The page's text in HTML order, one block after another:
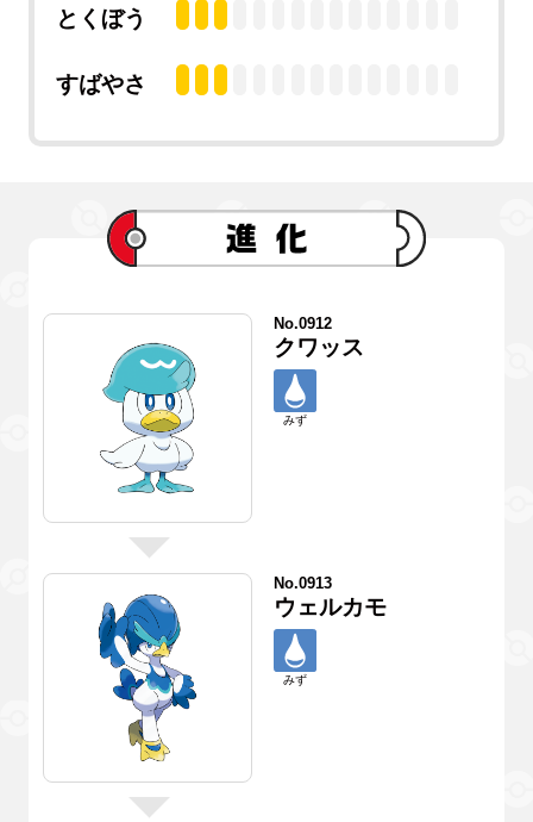
とくぼう
すばやさ
No.0912
クワッス
みず
No.0913
ウェルカモ
みず